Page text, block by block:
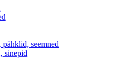
seemned
sinepid